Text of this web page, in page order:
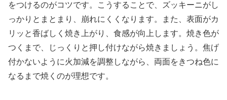
をつけるのがコツです。こうすることで、ズッキーニがし
っかりとまとまり、崩れにくくなります。また、表面がカ
リッと香ばしく焼き上がり、食感が向上します。焼き色が
つくまで、じっくりと押し付けながら焼きましょう。焦げ
付かないように火加減を調整しながら、両面をきつね色に
なるまで焼くのが理想です。